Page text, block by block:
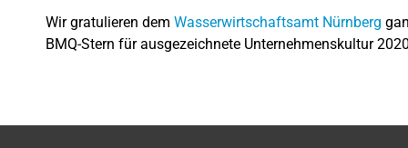
Wir gratulieren dem Wasserwirtschaftsamt Nürnberg
BMQ-Stern für ausgezeichnete Unternehmenskultur